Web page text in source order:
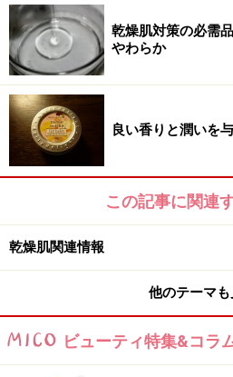
しっかりと油分でフタをしない
ぐに蒸発してしまいます。また
や、シートマスクの長時間の使
ることも。
肌が本来持っている水分保持力
キンケアを身につけて、潤い美
切です。以下の3つのステッ
い。
乾燥肌スキンケア1：落
乾燥肌対策の必需
やわらか
良い香りと潤いを
この記事に関連
乾燥肌関連情報
他のテーマも
ビューティ特集&コラ